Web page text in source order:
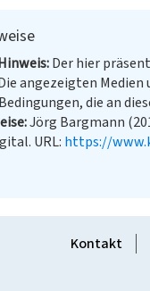
Der hier
angezeigten
die an
Jörg Bargmann
URL: https://
Kontakt